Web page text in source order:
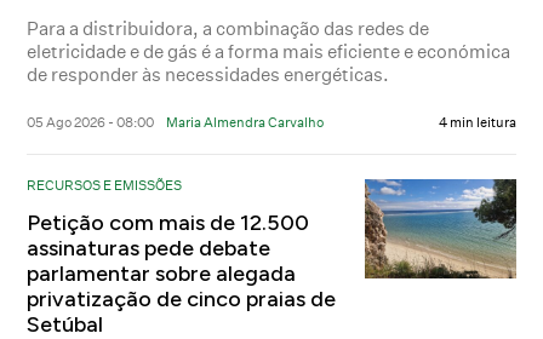
Para a distribuidora, a combinação das redes de
eletricidade e de gás é a forma mais eficiente e económica
de responder às necessidades energéticas.
05 Ago 2026 - 08:00 Maria Almendra Carvalho 4 min leitura
RECURSOS E EMISSÕES
Petição com mais de 12.500
assinaturas pede debate
parlamentar sobre alegada
privatização de cinco praias de
Setúbal